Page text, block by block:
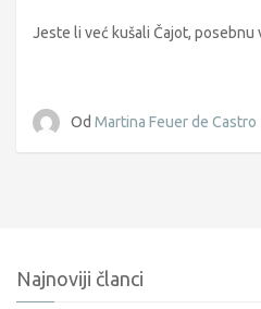
Jeste li već kušali Čajot, posebnu
Od Martina Feuer de Castro
Najnoviji članci